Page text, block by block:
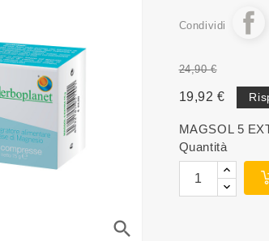
search
Condividi
24,90 €
19,92 €
MAGSOL 5
Quantità